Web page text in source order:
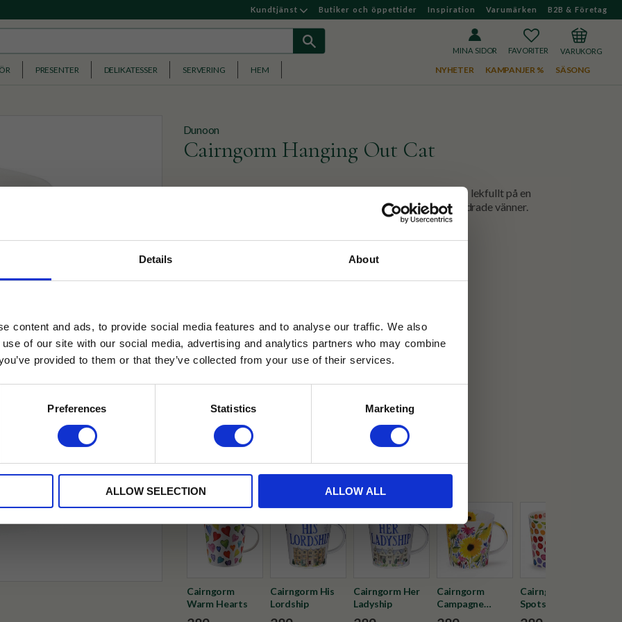
Details About
content and ads, to provide social media features and to analyse our traffic. We also
of our site with our social media, advertising and analytics partners who may combine
provided to them or that they’ve collected from your use of their services.
Preferences Statistics Marketing
ALLOW SELECTION ALLOW ALL
Kundtjänst Butiker och öppettider Inspiration Varumärken B2B & Företag
MINA SIDOR
FAVORITERKUNDVAGN
PRESENTER DELIKATESSER SERVERING HEM NYHETER KAMPANJER % SÄSONG
Dunoon
Cairngorm Hanging Out Cat
En kvalitetsmugg i fint benporslin. Dessa glada katter hänger lekfullt på en
tvättlina med flerfärgade strumpor och sina kvittrande befjädrade vänner.
389KR
✓ Fri frakt över 399 kr
✓ Betala direkt eller inom 30 dagar
✓ Gratis teprov i varje beställning
Tillfälligt slut online
Cairngorm
Warm Hearts
Cairngorm His
Lordship
Cairngorm Her
Ladyship
Cairngorm
Campagne
Sunflower
Cairngorm Hot
Spots
Läs mer
Rabatten fungerar endast
med andra erbjudanden.